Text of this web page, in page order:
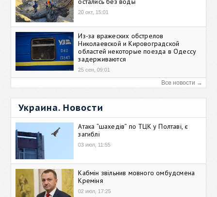
20 окт, 15:01
Из-за вражеских обстрелов
Николаевской и Кировоградской
областей некоторые поезда в Одессу
задерживаются
25 сен, 09:01
Все новости →
Украина. Новости
Атака “шахедів” по ТЦК у Полтаві, є
загиблі
03 июл, 11:55
Кабмін звільнив мовного омбудсмена
Креміня
02 июл, 17:25